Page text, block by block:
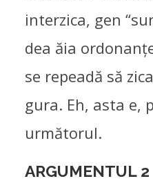
interzica, gen
dea ăia
se repeadă să
gura. Eh, asta e,
următorul.
ARGUMENTUL 2